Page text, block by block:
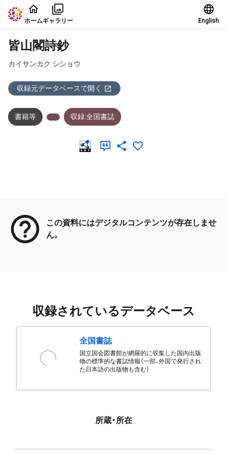
本文に飛ぶ
ホームギャラリー English
皆山閣詩鈔
カイサンカク シショウ
収録元データベースで開く
書籍等 収録:全国書誌
この資料にはデジタルコンテンツが存在しませ
ん。
収録されているデータベース
全国書誌
国立国会図書館が網羅的に収集した国内出版
物の標準的な書誌情報（一部、外国で発行され
た日本語の出版物も含む）
所蔵・所在